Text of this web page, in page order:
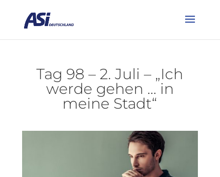
Tag 98 – 2. Juli – „Ich
werde gehen … in
meine Stadt“